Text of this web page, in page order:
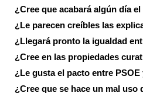
¿Cree que acabará algún día
¿Le parecen creíbles las
¿Llegará pronto la igualdad
¿Cree en las propiedades
¿Le gusta el pacto entre
¿Cree que se hace un mal uso